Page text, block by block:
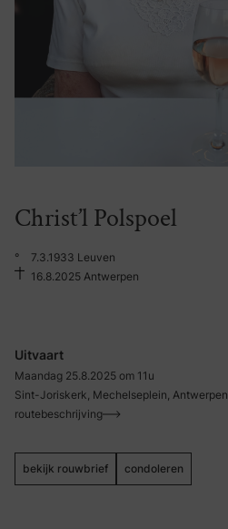
Christ’l Polspoel
°
7.3.1933 Leuven
16.8.2025 Antwerpen
Uitvaart
Maandag 25.8.2025 om 11u
Sint-Joriskerk, Mechelseplein, Antwerpen
routebeschrijving
bekijk rouwbrief condoleren